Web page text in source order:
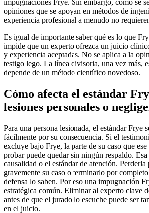
impugnaciones Frye. Sin embargo, como se
opiniones que se apoyan en métodos de
experiencia profesional a menudo no
Es igual de importante saber qué es lo que
impide que un experto ofrezca un juicio
y experiencia aceptadas. No se aplica a la
testigo lego. La línea divisoria, una vez más,
depende de un método científico novedoso.
Cómo afecta el estándar
lesiones personales o
Para una persona lesionada, el estándar Frye
fácilmente por su consecuencia. Si el
excluye bajo Frye, la parte de su caso que
probar puede quedar sin ningún respaldo. Esa
causalidad o el estándar de atención. Perderla
gravemente su caso o terminarlo por
defensa lo saben. Por eso una impugnación
estratégica común. Eliminar al experto clave
antes de que el jurado lo escuche puede ser
en el juicio.